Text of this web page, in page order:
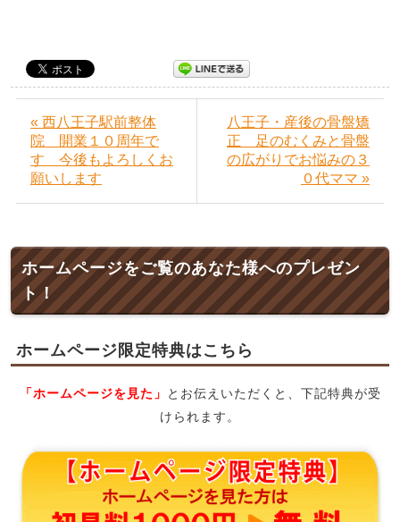
« 西八王子駅前整体
院 開業１０周年で
す 今後もよろしくお
願いします
八王子・産後の骨盤矯
正 足のむくみと骨盤
の広がりでお悩みの３
０代ママ »
ホームページをご覧のあなた様へのプレゼン
ト！
ホームページ限定特典はこちら
「ホームページを見た」
とお伝えいただくと、下記特典が受
けられます。